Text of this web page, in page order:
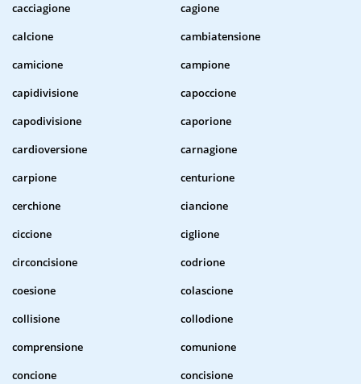
cacciagione
cagione
calcione
cambiatensione
camicione
campione
capidivisione
capoccione
capodivisione
caporione
cardioversione
carnagione
carpione
centurione
cerchione
ciancione
ciccione
ciglione
circoncisione
codrione
coesione
colascione
collisione
collodione
comprensione
comunione
concione
concisione